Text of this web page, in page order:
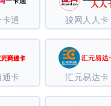
通 骏网人人卡
卡 汇元易达卡